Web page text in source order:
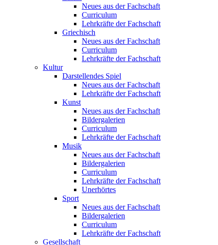
Neues aus der Fachschaft
Curriculum
Lehrkräfte der Fachschaft
Griechisch
Neues aus der Fachschaft
Curriculum
Lehrkräfte der Fachschaft
Kultur
Darstellendes Spiel
Neues aus der Fachschaft
Lehrkräfte der Fachschaft
Kunst
Neues aus der Fachschaft
Bildergalerien
Curriculum
Lehrkräfte der Fachschaft
Musik
Neues aus der Fachschaft
Bildergalerien
Curriculum
Lehrkräfte der Fachschaft
Unerhörtes
Sport
Neues aus der Fachschaft
Bildergalerien
Curriculum
Lehrkräfte der Fachschaft
Gesellschaft